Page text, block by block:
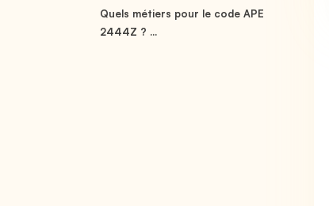
Quels métiers pour le code APE
2444Z ? ...